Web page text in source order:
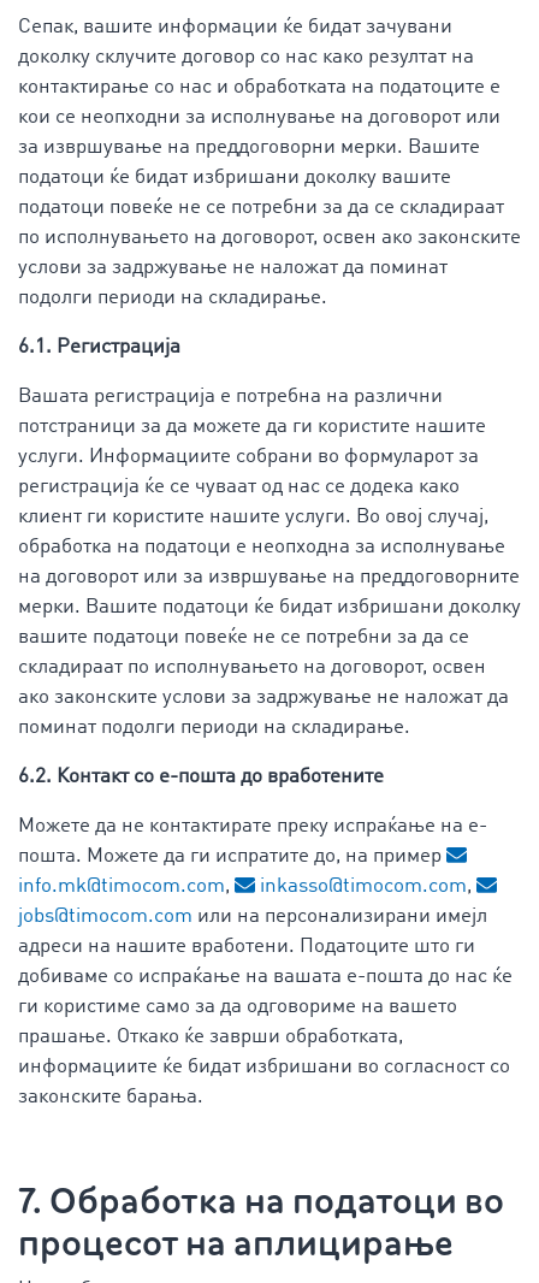
Сепак, вашите информации ќе бидат зачувани
доколку склучите договор со нас како резултат на
контактирање со нас и обработката на податоците е
кои се неопходни за исполнување на договорот или
за извршување на преддоговорни мерки. Вашите
податоци ќе бидат избришани доколку вашите
податоци повеќе не се потребни за да се складираат
по исполнувањето на договорот, освен ако законските
услови за задржување не наложат да поминат
подолги периоди на складирање.
6.1. Регистрација
Вашата регистрација е потребна на различни
потстраници за да можете да ги користите нашите
услуги. Информациите собрани во формуларот за
регистрација ќе се чуваат од нас се додека како
клиент ги користите нашите услуги. Во овој случај,
обработка на податоци е неопходна за исполнување
на договорот или за извршување на преддоговорните
мерки. Вашите податоци ќе бидат избришани доколку
вашите податоци повеќе не се потребни за да се
складираат по исполнувањето на договорот, освен
ако законските услови за задржување не наложат да
поминат подолги периоди на складирање.
6.2. Контакт со е-пошта до вработените
Можете да не контактирате преку испраќање на е-
пошта. Можете да ги испратите до, на пример
info.mk@timocom.com, inkasso@timocom.com,
jobs@timocom.com или на персонализирани имејл
адреси на нашите вработени. Податоците што ги
добиваме со испраќање на вашата е-пошта до нас ќе
ги користиме само за да одговориме на вашето
прашање. Откако ќе заврши обработката,
информациите ќе бидат избришани во согласност со
законските барања.
7. Обработка на податоци во
процесот на аплицирање